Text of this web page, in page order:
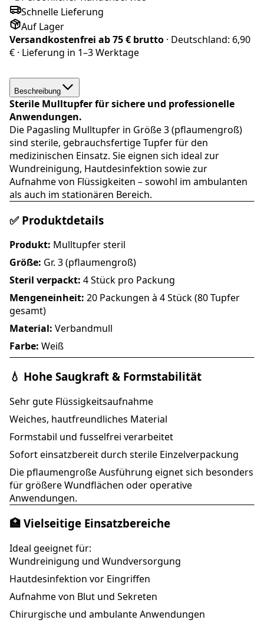
Schnelle Lieferung
Auf Lager
Versandkostenfrei ab75 € brutto · Deutschland: 6,90
€ · Lieferung in 1–3 Werktage
Beschreibung
Sterile Mulltupfer für sichere und professionelle
Anwendungen.
Die Pagasling Mulltupfer in Größe 3 (pflaumengroß)
sind sterile, gebrauchsfertige Tupfer für den
medizinischen Einsatz. Sie eignen sich ideal zur
Wundreinigung, Hautdesinfektion sowie zur
Aufnahme von Flüssigkeiten – sowohl im ambulanten
als auch im stationären Bereich.
✅ Produktdetails
Produkt: Mulltupfer steril
Größe: Gr. 3 (pflaumengroß)
Steril verpackt: 4 Stück pro Packung
Mengeneinheit: 20 Packungen à 4 Stück (80 Tupfer
gesamt)
Material: Verbandmull
Farbe: Weiß
💧 Hohe Saugkraft & Formstabilität
Sehr gute Flüssigkeitsaufnahme
Weiches, hautfreundliches Material
Formstabil und fusselfrei verarbeitet
Sofort einsatzbereit durch sterile Einzelverpackung
Die pflaumengroße Ausführung eignet sich besonders
für größere Wundflächen oder operative
Anwendungen.
🏥 Vielseitige Einsatzbereiche
Ideal geeignet für:
Wundreinigung und Wundversorgung
Hautdesinfektion vor Eingriffen
Aufnahme von Blut und Sekreten
Chirurgische und ambulante Anwendungen